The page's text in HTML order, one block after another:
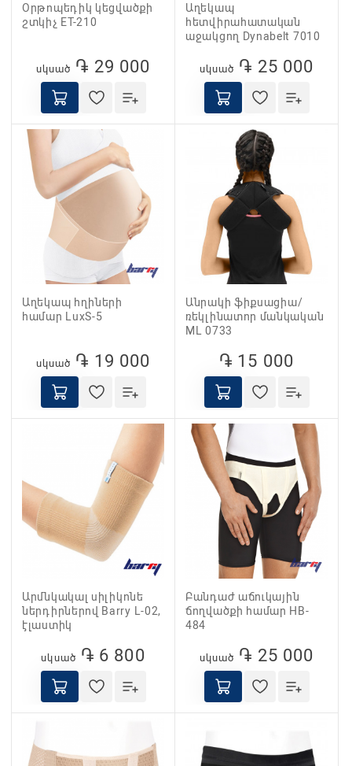
Oրթոպեդիկ կեցվածքի
շտկիչ ET-210
սկսած ֏ 29 000
Աղեկապ
հետվիրահատական
աջակցող Dynabelt 7010
սկսած ֏ 25 000
Աղեկապ հղիների
համար LuxS-5
սկսած ֏ 19 000
Անրակի ֆիքսացիա/
ռեկլինատոր մանկական
ML 0733
֏ 15 000
Արմնկակալ սիլիկոնե
ներդիրներով Barry L-02,
էլաստիկ
սկսած ֏ 6 800
Բանդաժ աճուկային
ճողվածքի համար HB-
484
սկսած ֏ 25 000